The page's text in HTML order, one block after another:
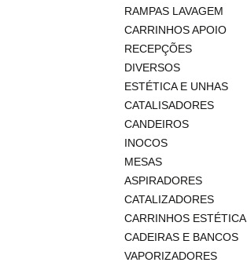
RAMPAS LAVAGEM
CARRINHOS APOIO
RECEPÇÕES
DIVERSOS
ESTÉTICA E UNHAS
CATALISADORES
CANDEIROS
INOCOS
MESAS
ASPIRADORES
CATALIZADORES
CARRINHOS ESTÉTICA
CADEIRAS E BANCOS
VAPORIZADORES